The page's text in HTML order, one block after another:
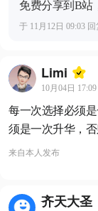
免费分享到B站
于 11月12日 09:03 回
Limi
10月04日 17:09
每一次选择必须
须是一次升华，
来自本人发布
齐天大圣